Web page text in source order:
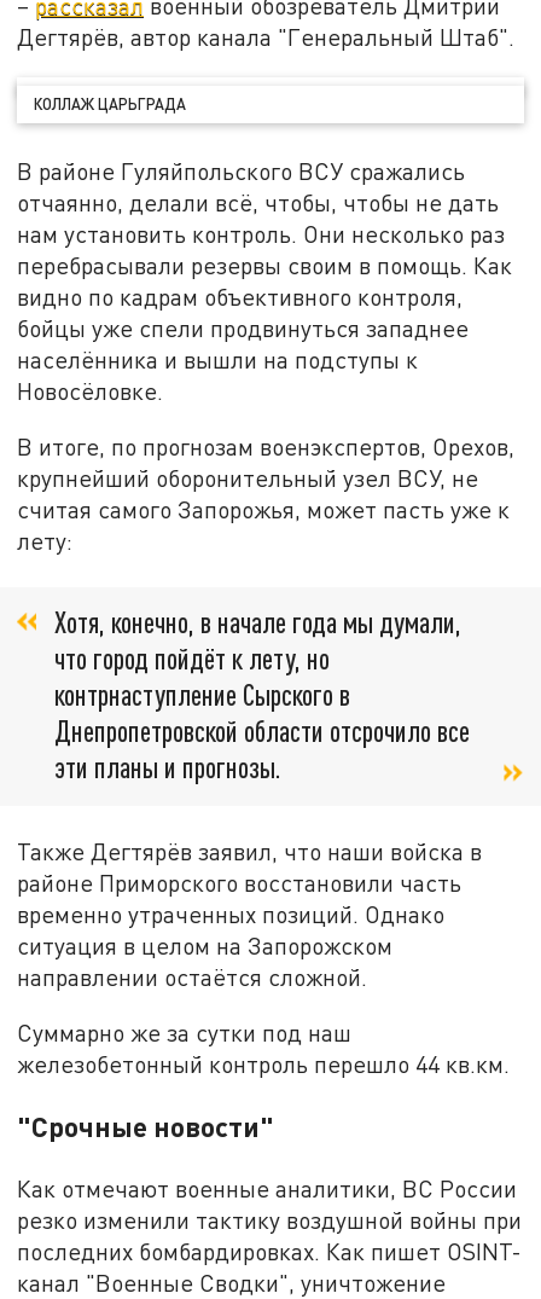
Дегтярёв, автор канала "Генеральный Штаб".
КОЛЛАЖ ЦАРЬГРАДА
В районе Гуляйпольского ВСУ сражались
отчаянно, делали всё, чтобы, чтобы не дать
нам установить контроль. Они несколько раз
перебрасывали резервы своим в помощь. Как
видно по кадрам объективного контроля,
бойцы уже спели продвинуться западнее
населённика и вышли на подступы к
Новосёловке.
В итоге, по прогнозам военэкспертов, Орехов,
крупнейший оборонительный узел ВСУ, не
считая самого Запорожья, может пасть уже к
лету:
Хотя, конечно, в начале года мы думали,
что город пойдёт к лету, но
контрнаступление Сырского в
Днепропетровской области отсрочило все
эти планы и прогнозы.
Также Дегтярёв заявил, что наши войска в
районе Приморского восстановили часть
временно утраченных позиций. Однако
ситуация в целом на Запорожском
направлении остаётся сложной.
Суммарно же за сутки под наш
железобетонный контроль перешло 44 кв.км.
"Срочные новости"
Как отмечают военные аналитики, ВС России
резко изменили тактику воздушной войны при
последних бомбардировках. Как пишет OSINT-
канал "Военные Сводки", уничтожение